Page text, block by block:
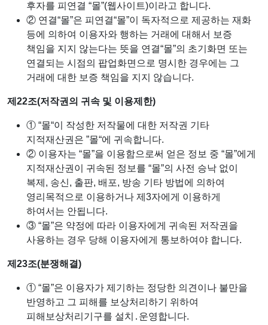
후자를 피연결 “몰”(웹사이트)이라고 합니다.
② 연결“몰”은 피연결“몰”이 독자적으로 제공하는 재화
등에 의하여 이용자와 행하는 거래에 대해서 보증
책임을 지지 않는다는 뜻을 연결“몰”의 초기화면 또는
연결되는 시점의 팝업화면으로 명시한 경우에는 그
거래에 대한 보증 책임을 지지 않습니다.
제22조(저작권의 귀속 및 이용제한)
① “몰“이 작성한 저작물에 대한 저작권 기타
지적재산권은 ”몰“에 귀속합니다.
② 이용자는 “몰”을 이용함으로써 얻은 정보 중 “몰”에게
지적재산권이 귀속된 정보를 “몰”의 사전 승낙 없이
복제, 송신, 출판, 배포, 방송 기타 방법에 의하여
영리목적으로 이용하거나 제3자에게 이용하게
하여서는 안됩니다.
③ “몰”은 약정에 따라 이용자에게 귀속된 저작권을
사용하는 경우 당해 이용자에게 통보하여야 합니다.
제23조(분쟁해결)
① “몰”은 이용자가 제기하는 정당한 의견이나 불만을
반영하고 그 피해를 보상처리하기 위하여
피해보상처리기구를 설치․운영합니다.